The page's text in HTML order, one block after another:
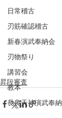
日常稽古
刃筋確認稽古
新春演武奉納会
刃物祭り
講習会
教本
長良天神演武奉納
昇段審査